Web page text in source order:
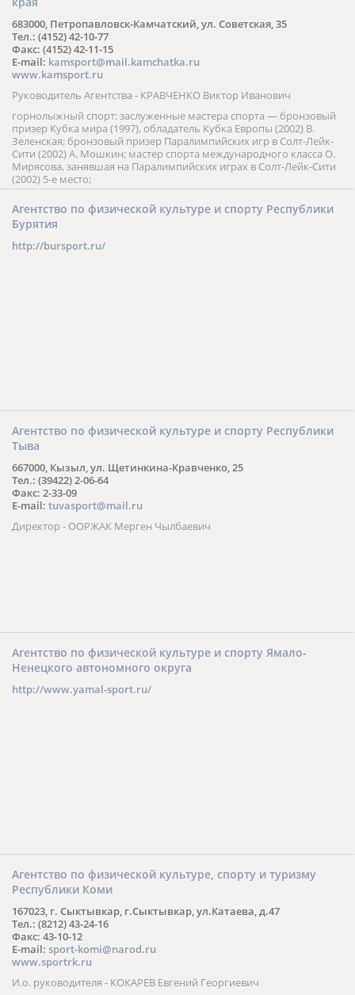
683000, Петропавловск-Камчатский, ул. Советская, 35
Тел.: (4152) 42-10-77
Факс: (4152) 42-11-15
E-mail: kamsport@mail.kamchatka.ru
www.kamsport.ru
Руководитель Агентства - КРАВЧЕНКО Виктор Иванович
горнолыжный спорт: заслуженные мастера спорта — бронзовый
призер Кубка мира (1997), обладатель Кубка Европы (2002) В.
Зеленская; бронзовый призер Паралимпийских игр в Солт-Лейк-
Сити (2002) А. Мошкин; мастер спорта международного класса О.
Мирясова, занявшая на Паралимпийских играх в Солт-Лейк-Сити
(2002) 5-е место;
Агентство по физической культуре и спорту Республики
Бурятия
http://bursport.ru/
Агентство по физической культуре и спорту Республики
Тыва
667000, Кызыл, ул. Щетинкина-Кравченко, 25
Тел.: (39422) 2-06-64
Факс: 2-33-09
E-mail: tuvasport@mail.ru
Директор - ООРЖАК Мерген Чылбаевич
Агентство по физической культуре и спорту Ямало-
Ненецкого автономного округа
http://www.yamal-sport.ru/
Агентство по физической культуре, спорту и туризму
Республики Коми
167023, г. Сыктывкар, г.Сыктывкар, ул.Катаева, д.47
Тел.: (8212) 43-24-16
Факс: 43-10-12
E-mail: sport-komi@narod.ru
www.sportrk.ru
И.о. руководителя - КОКАРЕВ Евгений Георгиевич